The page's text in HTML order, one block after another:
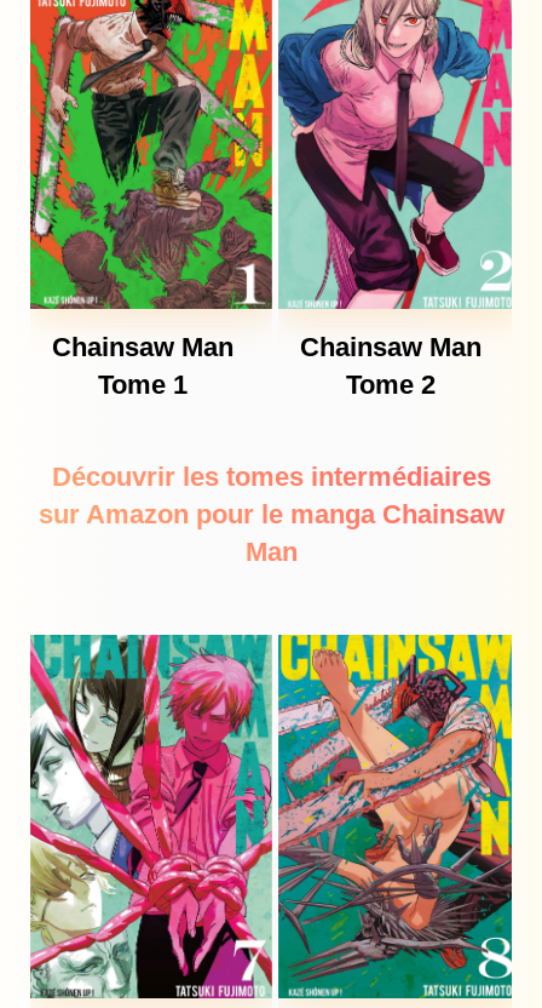
Chainsaw Man
Tome 1
Chainsaw Man
Tome 2
Découvrir les tomes intermédiaires
sur Amazon pour le manga Chainsaw
Man